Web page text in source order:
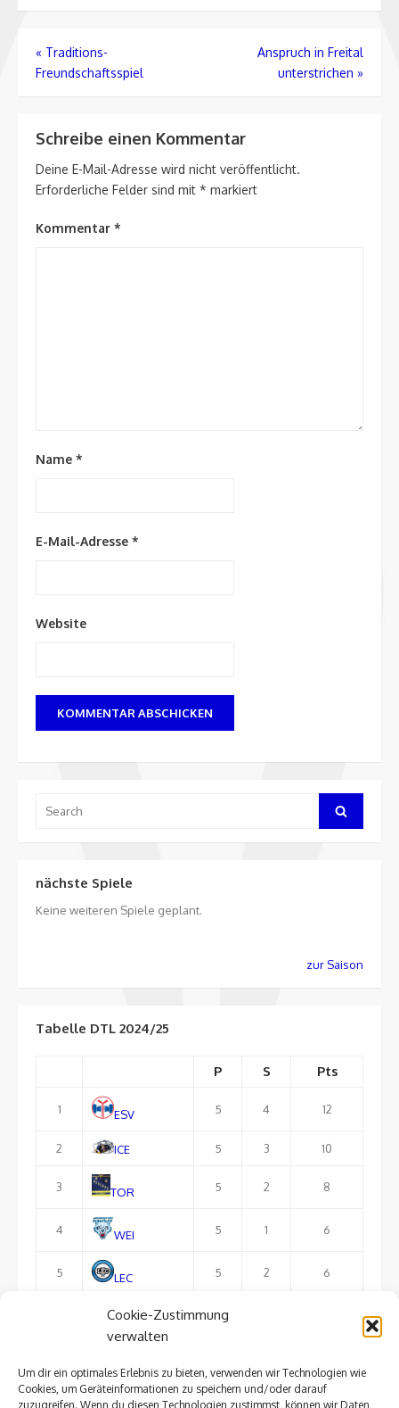
Cookie-Zustimmung
verwalten
Um dir ein optimales Erlebnis zu bieten, verwenden wir Technologien wie
Cookies, um Geräteinformationen zu speichern und/oder darauf
zuzugreifen. Wenn du diesen Technologien zustimmst, können wir Daten
Beitragsnavigation
« Traditions-
Freundschaftsspiel
Anspruch in Freital
unterstrichen »
Schreibe einen Kommentar
Deine E-Mail-Adresse wird nicht veröffentlicht.
Erforderliche Felder sind mit * markiert
Kommentar *
Name *
E-Mail-Adresse *
Website
for:
Search
nächste Spiele
Keine weiteren Spiele geplant.
zur Saison
Tabelle DTL 2024/25
P S Pts
1 ESV 5 4 12
2 ICE 5 3 10
3 TOR 5 2 8
4 WEI 5 1 6
5 LEC 5 2 6
FTL 5
ausführliche Tabelle